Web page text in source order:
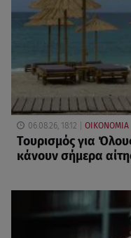
06.08.26, 18:12 ΟΙΚΟΝΟΜΙΑ
Τουρισμός για
κάνουν σήμερα